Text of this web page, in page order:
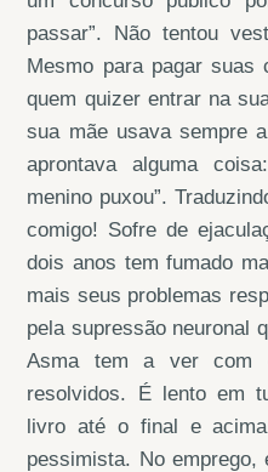
passar”. Não tentou
Mesmo para pagar suas
quem quizer entrar na
sua mãe usava sempre
aprontava alguma
menino puxou”.
comigo! Sofre de
dois anos tem fumado
mais seus problemas
pela supressão neuronal
Asma tem a ver com
resolvidos. É lento em
livro até o final e
pessimista. No emprego,